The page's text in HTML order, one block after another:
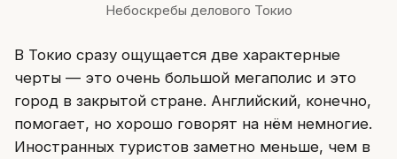
Небоскребы делового Токио
В Токио сразу ощущается две характерные
черты — это очень большой мегаполис и это
город в закрытой стране. Английский, конечно,
помогает, но хорошо говорят на нём немногие.
Иностранных туристов заметно меньше, чем в